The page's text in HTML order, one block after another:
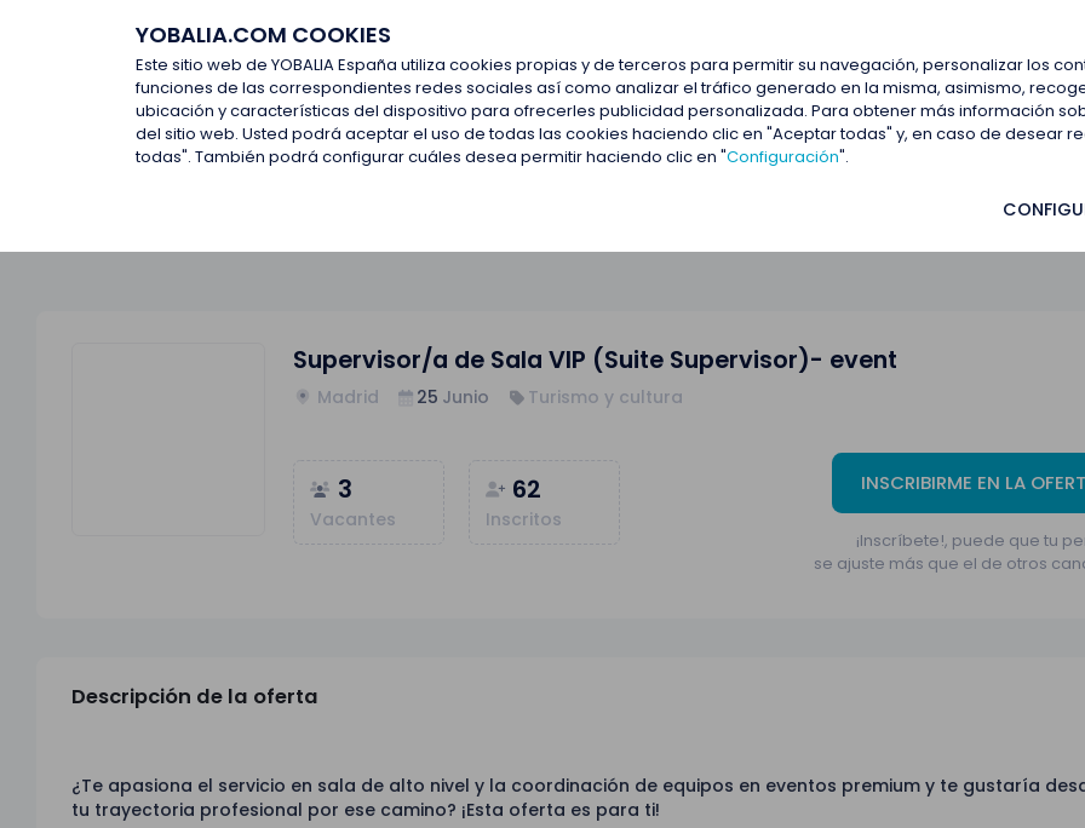
YOBALIA.COM COOKIES
Este sitio web de YOBALIA España utiliza cookies propias y de terceros para permitir su navegación, personalizar los
funciones de las correspondientes redes sociales así como analizar el tráfico generado en la misma, asimismo,
ubicación y características del dispositivo para ofrecerles publicidad personalizada. Para obtener más información
del sitio web. Usted podrá aceptar el uso de todas las cookies haciendo clic en "Aceptar todas" y, en caso de desear
todas". También podrá configurar cuáles desea permitir haciendo clic en "Configuración".
Últimas ofertas
Últimas ofertas Supervisor/a de Sala VIP (Suite Supervisor)- event
Supervisor/a de Sala VIP (Suite Supervisor)- event
Madrid 25 Junio Turismo y cultura
3
Vacantes
62
Inscritos
INSCRIBIRME EN LA
¡Inscríbete!, puede que tu
se ajuste más que el de otros
Descripción de la oferta
¿Te apasiona el servicio en sala de alto nivel y la coordinación de equipos en eventos premium y te gustaría
tu trayectoria profesional por ese camino? ¡Esta oferta es para ti!